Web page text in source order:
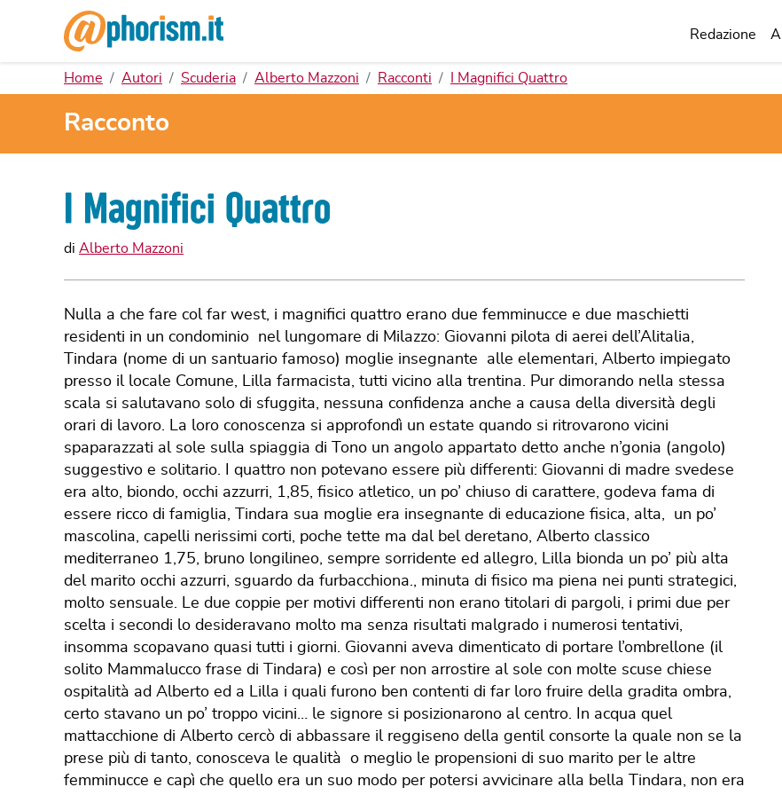
Redazione
Home Autori Scuderia Alberto Mazzoni Racconti I Magnifici Quattro
Racconto
I Magnifici Quattro
di Alberto Mazzoni
Nulla a che fare col far west, i magnifici quattro erano due femminucce e due maschietti
residenti in un condominio nel lungomare di Milazzo: Giovanni pilota di aerei dell’Alitalia,
Tindara (nome di un santuario famoso) moglie insegnante alle elementari, Alberto impiegato
presso il locale Comune, Lilla farmacista, tutti vicino alla trentina. Pur dimorando nella stessa
scala si salutavano solo di sfuggita, nessuna confidenza anche a causa della diversità degli
orari di lavoro. La loro conoscenza si approfondì un estate quando si ritrovarono vicini
spaparazzati al sole sulla spiaggia di Tono un angolo appartato detto anche n’gonia (angolo)
suggestivo e solitario. I quattro non potevano essere più differenti: Giovanni di madre svedese
era alto, biondo, occhi azzurri, 1,85, fisico atletico, un po’ chiuso di carattere, godeva fama di
essere ricco di famiglia, Tindara sua moglie era insegnante di educazione fisica, alta, un po’
mascolina, capelli nerissimi corti, poche tette ma dal bel deretano, Alberto classico
mediterraneo 1,75, bruno longilineo, sempre sorridente ed allegro, Lilla bionda un po’ più alta
del marito occhi azzurri, sguardo da furbacchiona., minuta di fisico ma piena nei punti strategici,
molto sensuale. Le due coppie per motivi differenti non erano titolari di pargoli, i primi due per
scelta i secondi lo desideravano molto ma senza risultati malgrado i numerosi tentativi,
insomma scopavano quasi tutti i giorni. Giovanni aveva dimenticato di portare l’ombrellone (il
solito Mammalucco frase di Tindara) e così per non arrostire al sole con molte scuse chiese
ospitalità ad Alberto ed a Lilla i quali furono ben contenti di far loro fruire della gradita ombra,
certo stavano un po’ troppo vicini… le signore si posizionarono al centro. In acqua quel
mattacchione di Alberto cercò di abbassare il reggiseno della gentil consorte la quale non se la
prese più di tanto, conosceva le qualità o meglio le propensioni di suo marito per le altre
femminucce e capì che quello era un suo modo per potersi avvicinare alla bella Tindara, non era